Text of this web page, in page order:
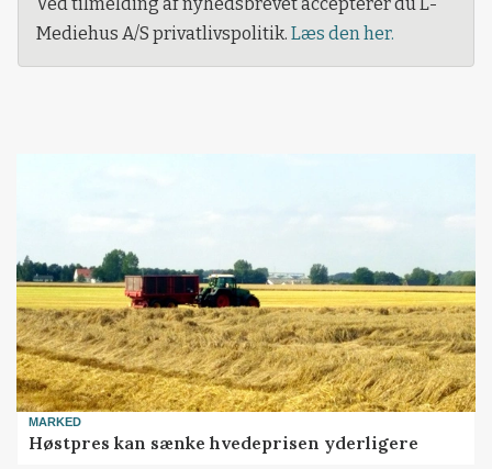
Mediehus A/S privatlivspolitik. Læs den her.
MARKED
Høstpres kan sænke hvedeprisen yderligere